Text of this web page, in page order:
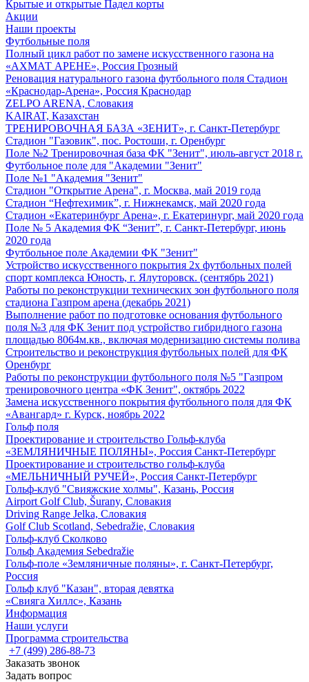
Крытые и открытые Падел корты
Акции
Наши проекты
Футбольные поля
Полный цикл работ по замене искусственного газона на
«АХМАТ АРЕНЕ», Россия Грозный
Реновация натурального газона футбольного поля Стадион
«Краснодар-Арена», Россия Краснодар
ZELPO ARENA, Словакия
KAIRAT, Казахстан
ТРЕНИРОВОЧНАЯ БАЗА «ЗЕНИТ», г. Санкт-Петербург
Стадион "Газовик", пос. Ростоши, г. Оренбург
Поле №2 Тренировочная база ФК "Зенит", июль-август 2018 г.
Футбольное поле для "Академии "Зенит"
Поле №1 "Академия "Зенит"
Стадион "Открытие Арена", г. Москва, май 2019 года
Стадион “Нефтехимик”, г. Нижнекамск, май 2020 года
Стадион «Екатеринбург Арена», г. Екатеринург, май 2020 года
Поле № 5 Академия ФК “Зенит”, г. Санкт-Петербург, июнь
2020 года
Футбольное поле Академии ФК "Зенит"
Устройство искусственного покрытия 2х футбольных полей
спорт комплекса Юность, г. Ялуторовск. (сентябрь 2021)
Работы по реконструкции технических зон футбольного поля
стадиона Газпром арена (декабрь 2021)
Выполнение работ по подготовке основания футбольного
поля №3 для ФК Зенит под устройство гибридного газона
площадью 8064м.кв., включая модернизацию системы полива
Строительство и реконструкция футбольных полей для ФК
Оренбург
Работы по реконструкции футбольного поля №5 "Газпром
тренировочного центра «ФК Зенит", октябрь 2022
Замена искусственного покрытия футбольного поля для ФК
«Авангард» г. Курск, ноябрь 2022
Гольф поля
Проектирование и строительство Гольф-клуба
«ЗЕМЛЯНИЧНЫЕ ПОЛЯНЫ», Россия Санкт-Петербург
Проектирование и строительство гольф-клуба
«МЕЛЬНИЧНЫЙ РУЧЕЙ», Россия Санкт-Петербург
Гольф-клуб "Свияжские холмы", Казань, Россия
Airport Golf Club, Šurany, Словакия
Driving Range Jelka, Словакия
Golf Club Scotland, Sebedražie, Словакия
Гольф-клуб Сколково
Гольф Академия Sebedražie
Гольф-поле «Земляничные поляны», г. Санкт-Петербург,
Россия
Гольф клуб "Казан", вторая девятка
«Свияга Хиллс», Казань
Информация
Наши услуги
Программа строительства
+7 (499) 286-88-73
Заказать звонок
Задать вопрос